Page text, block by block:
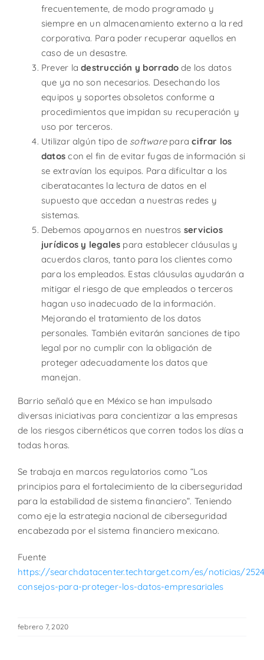
frecuentemente, de modo programado y
siempre en un almacenamiento externo a la red
corporativa. Para poder recuperar aquellos en
caso de un desastre.
Prever ladestrucción y borradode los datos
que ya no son necesarios. Desechando los
equipos y soportes obsoletos conforme a
procedimientos que impidan su recuperación y
uso por terceros.
Utilizar algún tipo de softwareparacifrar los
datos con el fin de evitar fugas de información si
se extravían los equipos. Para dificultar a los
ciberatacantes la lectura de datos en el
supuesto que accedan a nuestras redes y
sistemas.
Debemos apoyarnos en nuestros servicios
jurídicos y legales para establecer cláusulas y
acuerdos claros, tanto para los clientes como
para los empleados. Estas cláusulas ayudarán a
mitigar el riesgo de que empleados o terceros
hagan uso inadecuado de la información.
Mejorando el tratamiento de los datos
personales. También evitarán sanciones de tipo
legal por no cumplir con la obligación de
proteger adecuadamente los datos que
manejan.
Barrio señaló que en México se han impulsado
diversas iniciativas para concientizar a las empresas
de los riesgos cibernéticos que corren todos los días a
todas horas.
Se trabaja en marcos regulatorios como “Los
principios para el fortalecimiento de la ciberseguridad
para la estabilidad de sistema financiero”. Teniendo
como eje la estrategia nacional de ciberseguridad
encabezada por el sistema financiero mexicano.
Fuente
https://searchdatacenter.techtarget.com/es/noticias/
consejos-para-proteger-los-datos-empresariales
febrero 7, 2020